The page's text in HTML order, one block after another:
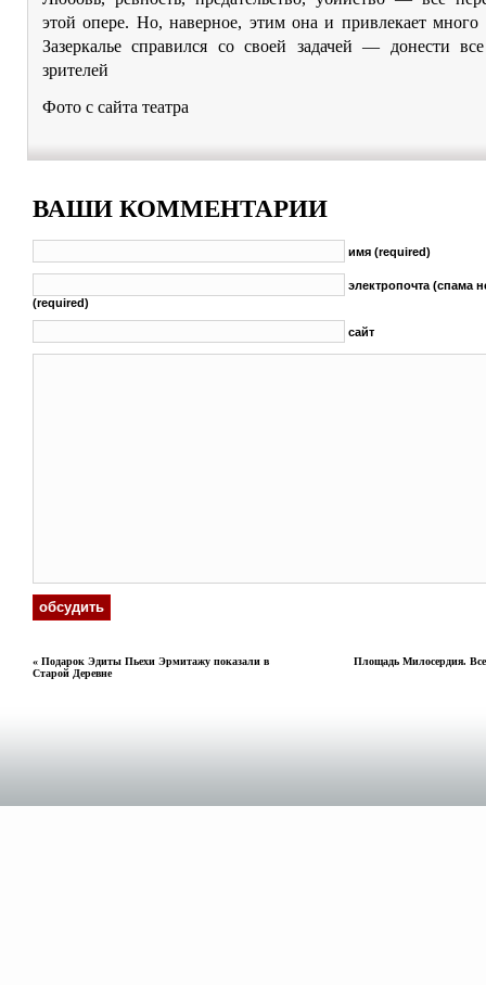
этой опере. Но, наверное, этим она и привлекает много
Зазеркалье справился со своей задачей — донести
зрителей
Фото с сайта театра
ВАШИ КОММЕНТАРИИ
имя (required)
электропочта (спама
(required)
сайт
«Подарок Эдиты Пьехи Эрмитажу показали в
Старой Деревне
Площадь Милосердия.